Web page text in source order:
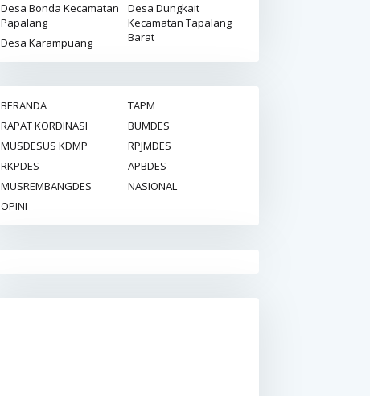
Desa Bonda Kecamatan
Papalang
Desa Dungkait
Kecamatan Tapalang
Barat
Desa Karampuang
BERANDA
TAPM
RAPAT KORDINASI
BUMDES
MUSDESUS KDMP
RPJMDES
RKPDES
APBDES
MUSREMBANGDES
NASIONAL
OPINI